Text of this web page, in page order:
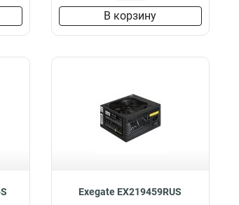
В корзину
Exegate EX219459RUS